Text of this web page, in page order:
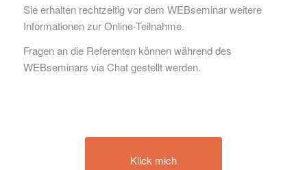
Sie erhalten rechtzeitig vor dem WEBseminar weitere
Informationen zur Online-Teilnahme.
Fragen an die Referenten können während des
WEBseminars via Chat gestellt werden.
Klick mich